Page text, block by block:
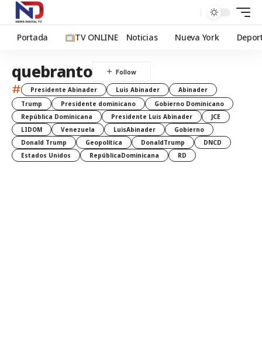
Portada TV ONLINE Noticias Nueva York
quebranto
# Presidente Abinader Luis Abinader
Abinader
Trump
Presidente dominicano
Gobierno Dominicano
República Dominicana
Presidente Luis Abinader
JCE
LIDOM
Venezuela LuisAbinader
Gobierno
Donald Trump
Geopolítica DonaldTrump
DNCD
Estados Unidos
RepúblicaDominicana RD